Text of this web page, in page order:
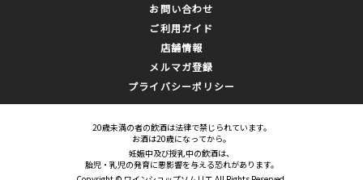
お問い合わせ
ご利用ガイド
店舗情報
メルマガ登録
プライバシーポリシー
20歳未満の者の飲酒は法律で禁じられています。
お酒は20歳になってから。
妊娠中及び授乳中の飲酒は、
胎児・乳児の発育に悪影響を与える恐れがあります。